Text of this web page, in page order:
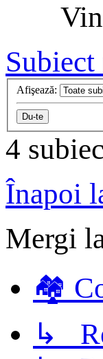
Subiect
Afişează:
4
Înapoi
Mergi
🏘️
↳